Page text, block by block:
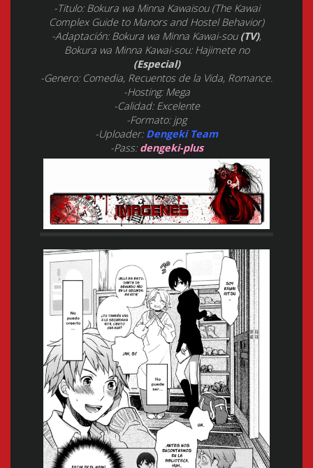
-Titulo: Bokura wa Minna Kawaisou (The Kawai
Complex Guide to Manors and Hostel Behavior)
-Adaptación: Bokura wa Minna Kawai-sou (TV),
Bokura wa Minna Kawai-sou: Hajimete no
(Especial)
-Genero: Comedia, Recuentos de la Vida, Romance.
-Hosting: Mega
-Calidad: Excelente
-Formato: jpg
-Uploader: Dengeki Team
-Pass: dengeki-plus